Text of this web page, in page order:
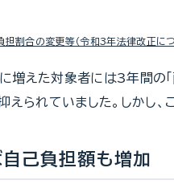
割合の変更等（令和3年法律改正につ
えた対象者には3年間の
られていました。しかし
己負担額も増加